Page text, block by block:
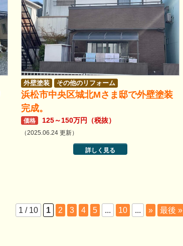
浜松市中央区城北Mさま邸で外壁塗装
完成。
価格 125～150万円（税抜）
（2025.06.24 更新）
詳しく見る
外壁塗装 その他のリフォーム
1 / 10 1 2 3 4 5 ... 10 ... » 最後 »